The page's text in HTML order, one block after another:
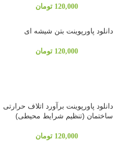
120,000 تومان
دانلود پاورپوینت بتن شیشه ای
120,000 تومان
دانلود پاورپوینت برآورد اتلاف حرارتی
ساختمان (تنظیم شرایط محیطی)
120,000 تومان